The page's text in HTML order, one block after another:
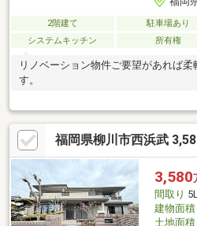
2階建て 駐車場あり
システムキッチン
所有権
リノベーション物件ご要望があれば
す。
福岡県柳川市西浜武
3,580
間取り
建物面積
土地面積